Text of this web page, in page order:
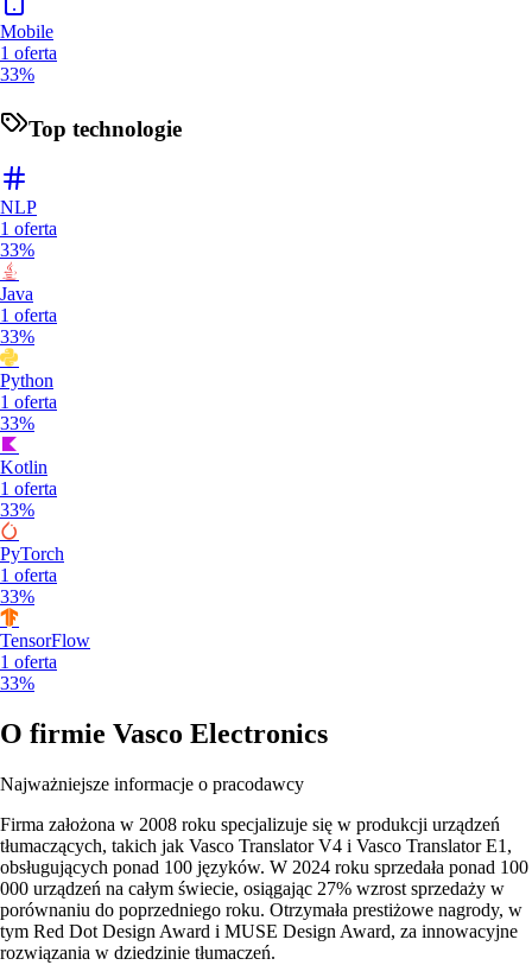
Mobile
1 oferta
33%
Top technologie
NLP
1 oferta
33%
Java
1 oferta
33%
Python
1 oferta
33%
Kotlin
1 oferta
33%
PyTorch
1 oferta
33%
TensorFlow
1 oferta
33%
O firmie Vasco Electronics
Najważniejsze informacje o pracodawcy
Firma założona w 2008 roku specjalizuje się w produkcji urządzeń
tłumaczących, takich jak Vasco Translator V4 i Vasco Translator E1,
obsługujących ponad 100 języków. W 2024 roku sprzedała ponad 100
000 urządzeń na całym świecie, osiągając 27% wzrost sprzedaży w
porównaniu do poprzedniego roku. Otrzymała prestiżowe nagrody, w
tym Red Dot Design Award i MUSE Design Award, za innowacyjne
rozwiązania w dziedzinie tłumaczeń.